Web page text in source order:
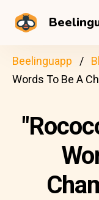
Beelinguapp
Words To Be A